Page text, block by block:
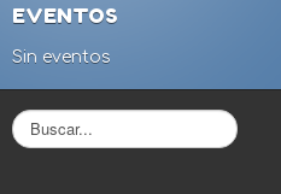
EVENTOS
Sin eventos
B
u